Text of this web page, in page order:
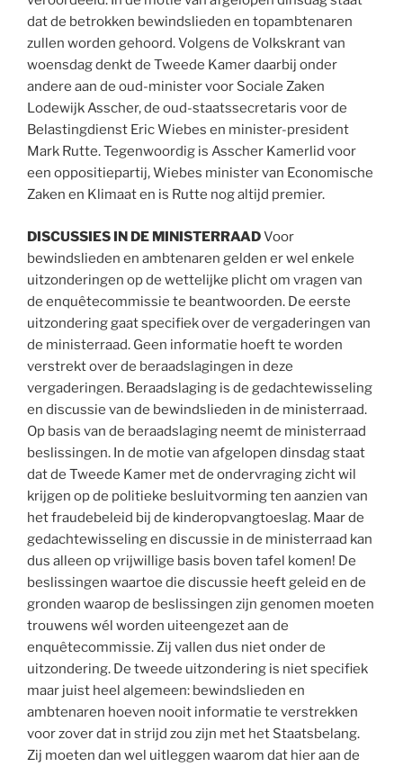
dat de betrokken bewindslieden en topambtenaren
zullen worden gehoord. Volgens de Volkskrant van
woensdag denkt de Tweede Kamer daarbij onder
andere aan de oud-minister voor Sociale Zaken
Lodewijk Asscher, de oud-staatssecretaris voor de
Belastingdienst Eric Wiebes en minister-president
Mark Rutte. Tegenwoordig is Asscher Kamerlid voor
een oppositiepartij, Wiebes minister van Economische
Zaken en Klimaat en is Rutte nog altijd premier.
DISCUSSIES IN DE MINISTERRAADVoor
bewindslieden en ambtenaren gelden er wel enkele
uitzonderingen op de wettelijke plicht om vragen van
de enquêtecommissie te beantwoorden. De eerste
uitzondering gaat specifiek over de vergaderingen van
de ministerraad. Geen informatie hoeft te worden
verstrekt over de beraadslagingen in deze
vergaderingen. Beraadslaging is de gedachtewisseling
en discussie van de bewindslieden in de ministerraad.
Op basis van de beraadslaging neemt de ministerraad
beslissingen. In de motie van afgelopen dinsdag staat
dat de Tweede Kamer met de ondervraging zicht wil
krijgen op de politieke besluitvorming ten aanzien van
het fraudebeleid bij de kinderopvangtoeslag. Maar de
gedachtewisseling en discussie in de ministerraad kan
dus alleen op vrijwillige basis boven tafel komen! De
beslissingen waartoe die discussie heeft geleid en de
gronden waarop de beslissingen zijn genomen moeten
trouwens wél worden uiteengezet aan de
enquêtecommissie. Zij vallen dus niet onder de
uitzondering. De tweede uitzondering is niet specifiek
maar juist heel algemeen: bewindslieden en
ambtenaren hoeven nooit informatie te verstrekken
voor zover dat in strijd zou zijn met het Staatsbelang.
Zij moeten dan wel uitleggen waarom dat hier aan de